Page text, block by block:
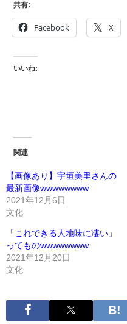
共有:
Facebook X
いいね:
関連
【画像あり】宇垣美里さんの
最新画像wwwwwwww
2021年12月6日
文化
「これできる人地味に凄い」
ってものwwwwwwww
2021年12月20日
文化